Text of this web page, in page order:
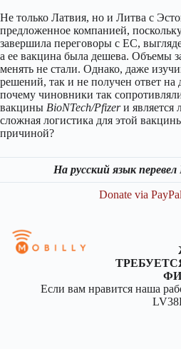
Не только Латвия, но и Литва с
предложенное компанией,
завершила переговоры с ЕС,
а ее вакцина была дешева. Объемы
менять не стали. Однако, даже
решений, так и не получен ответ на
почему чиновники так
вакцины BioNTech/Pfizerи является
сложная логистика для этой
причиной?
На русский язык перевел
Donate via PayPal
Если вам нравится наша